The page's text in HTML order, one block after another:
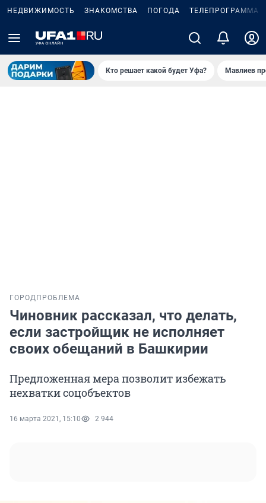
НЕДВИЖИМОСТЬ ЗНАКОМСТВА ПОГОДА ТЕЛЕПРОГРАММА
Кто решает какой будет Уфа? Мавлиев
ГОРОД ПРОБЛЕМА
Чиновник рассказал, что делать,
если застройщик не исполняет
своих обещаний в Башкирии
Предложенная мера позволит избежать
нехватки соцобъектов
16 марта 2021, 15:10 2 944